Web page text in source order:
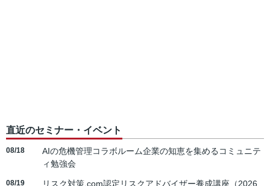
直近のセミナー・イベント
08/18
AIの危機管理コラボルーム企業の知恵を集めるコミュニテ
ィ勉強会
08/19
リスク対策.com認定リスクアドバイザー養成講座（2026